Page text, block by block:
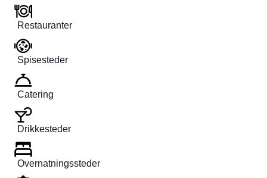
Restauranter
Spisesteder
Catering
Drikkesteder
Overnatningssteder